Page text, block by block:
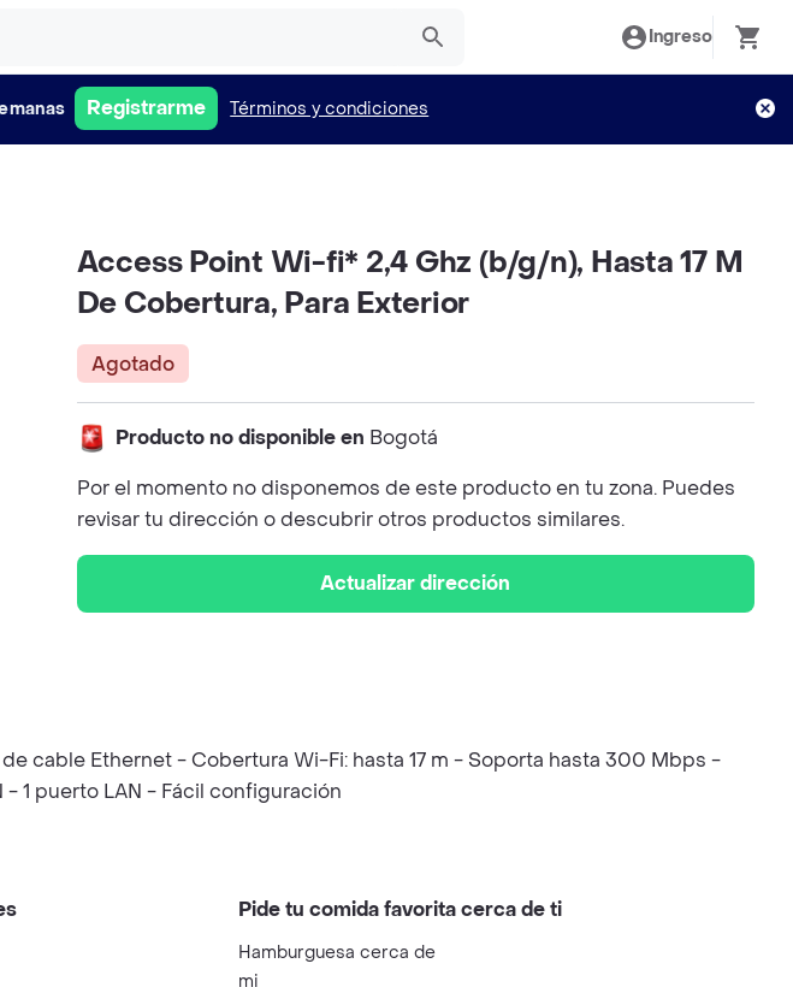
Ingreso
Registrarme Términos y condiciones
Access Point Wi-fi* 2,4 Ghz (b/g/n), Hasta 17 M
De Cobertura, Para Exterior
Agotado
Producto no disponible en Bogotá
Por el momento no disponemos de este producto en tu zona. Puedes
revisar tu dirección o descubrir otros productos similares.
Actualizar dirección
cable Ethernet - Cobertura Wi-Fi: hasta 17 m - Soporta hasta 300 Mbps -
- 1 puerto LAN - Fácil configuración
Pide tu comida favorita cerca de ti
Hamburguesa cerca de
mi